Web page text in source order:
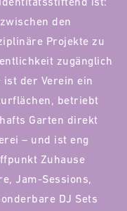
den
Projekte zu
zugänglich
ist der Verein ein
betriebt
Garten direkt
– und ist eng
Zuhause
Jam-Sessions,
DJ Sets